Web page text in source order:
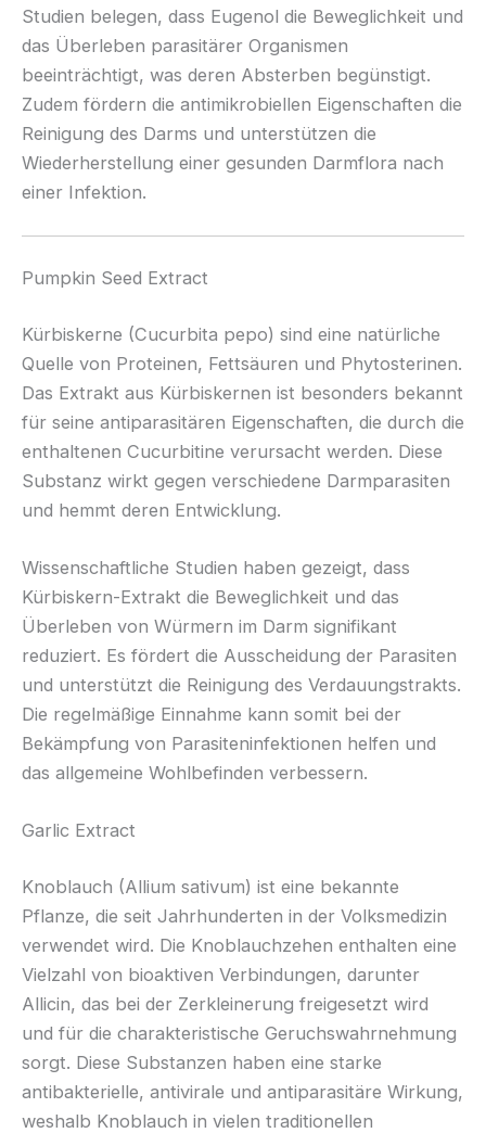
Studien belegen, dass Eugenol die Beweglichkeit und
das Überleben parasitärer Organismen
beeinträchtigt, was deren Absterben begünstigt.
Zudem fördern die antimikrobiellen Eigenschaften die
Reinigung des Darms und unterstützen die
Wiederherstellung einer gesunden Darmflora nach
einer Infektion.
Pumpkin Seed Extract
Kürbiskerne (Cucurbita pepo) sind eine natürliche
Quelle von Proteinen, Fettsäuren und Phytosterinen.
Das Extrakt aus Kürbiskernen ist besonders bekannt
für seine antiparasitären Eigenschaften, die durch die
enthaltenen Cucurbitine verursacht werden. Diese
Substanz wirkt gegen verschiedene Darmparasiten
und hemmt deren Entwicklung.
Wissenschaftliche Studien haben gezeigt, dass
Kürbiskern-Extrakt die Beweglichkeit und das
Überleben von Würmern im Darm signifikant
reduziert. Es fördert die Ausscheidung der Parasiten
und unterstützt die Reinigung des Verdauungstrakts.
Die regelmäßige Einnahme kann somit bei der
Bekämpfung von Parasiteninfektionen helfen und
das allgemeine Wohlbefinden verbessern.
Garlic Extract
Knoblauch (Allium sativum) ist eine bekannte
Pflanze, die seit Jahrhunderten in der Volksmedizin
verwendet wird. Die Knoblauchzehen enthalten eine
Vielzahl von bioaktiven Verbindungen, darunter
Allicin, das bei der Zerkleinerung freigesetzt wird
und für die charakteristische Geruchswahrnehmung
sorgt. Diese Substanzen haben eine starke
antibakterielle, antivirale und antiparasitäre Wirkung,
weshalb Knoblauch in vielen traditionellen